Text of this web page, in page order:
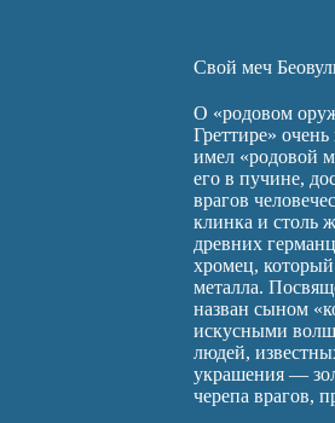
Свой меч
О «родовом
Греттире»
имел «родовой
его в пучине,
врагов
клинка и столь
древних
хромец,
металла.
назван сыном
искусными
людей,
украшения —
черепа врагов,